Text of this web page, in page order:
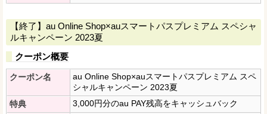
【終了】au Online Shop×auスマートパスプレミアム スペシャ
ルキャンペーン 2023夏
クーポン概要
クーポン名
au Online Shop×auスマートパスプレミアム スペ
シャルキャンペーン 2023夏
特典
3,000円分のau PAY残高をキャッシュバック